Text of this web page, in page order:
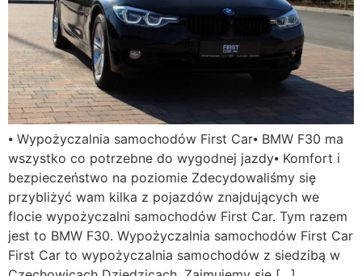
⦁ Wypożyczalnia samochodów First Car⦁ BMW F30 ma
wszystko co potrzebne do wygodnej jazdy⦁ Komfort i
bezpieczeństwo na poziomie Zdecydowaliśmy się
przybliżyć wam kilka z pojazdów znajdujących we
flocie wypożyczalni samochodów First Car. Tym razem
jest to BMW F30. Wypożyczalnia samochodów First Car
First Car to wypożyczalnia samochodów z siedzibą w